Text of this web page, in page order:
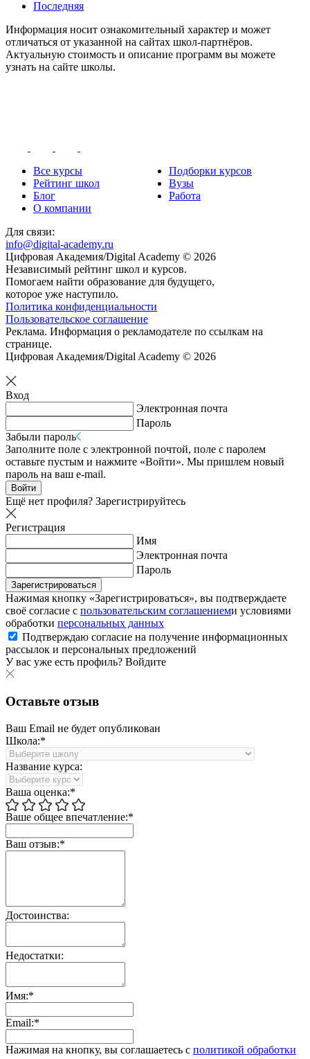
Последняя
Информация носит ознакомительный характер и может
отличаться от указанной на сайтах школ-партнёров.
Актуальную стоимость и описание программ вы можете
узнать на сайте школы.
Все курсы
Подборки курсов
Рейтинг школ
Вузы
Блог
Работа
О компании
Для связи:
info@digital-academy.ru
Цифровая Академия/Digital Academy © 2026
Независимый рейтинг школ и курсов.
Помогаем найти образование для будущего,
которое уже наступило.
Политика конфиденциальности
Пользовательское соглашение
Реклама. Информация о рекламодателе по ссылкам на
странице.
Цифровая Академия/Digital Academy © 2026
Вход
Электронная почта
Пароль
Забыли пароль
Заполните поле с электронной почтой, поле с паролем
оставьте пустым и нажмите «Войти». Мы пришлем новый
пароль на ваш e-mail.
Войти
Ещё нет профиля? Зарегистрируйтесь
Регистрация
Имя
Электронная почта
Пароль
Зарегистрироваться
Нажимая кнопку «Зарегистрироваться», вы подтверждаете
своё согласие с пользовательским соглашениеми условиями
обработки персональных данных
Подтверждаю согласие на получение информационных
рассылок и персональных предложений
У вас уже есть профиль? Войдите
Оставьте отзыв
Ваш Email не будет опубликован
Школа:*
Название курса:
Ваша оценка:*
Ваше общее впечатление:*
Ваш отзыв:*
Достоинства:
Недостатки:
Имя:*
Email:*
Нажимая на кнопку, вы соглашаетесь с политикой обработки